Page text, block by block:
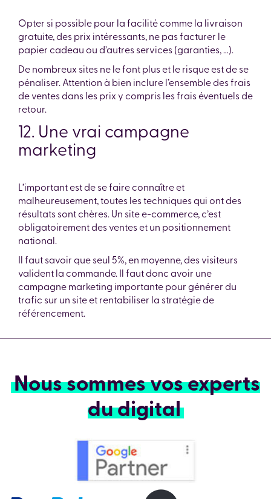
Opter si possible pour la facilité comme la livraison
gratuite, des prix intéressants, ne pas facturer le
papier cadeau ou d’autres services (garanties, …).
De nombreux sites ne le font plus et le risque est de se
pénaliser. Attention à bien inclure l’ensemble des frais
de ventes dans les prix y compris les frais éventuels de
retour.
12. Une vrai campagne
marketing
L’important est de se faire connaître et
malheureusement, toutes les techniques qui ont des
résultats sont chères. Un site e-commerce, c’est
obligatoirement des ventes et un positionnement
national.
Il faut savoir que seul 5%, en moyenne, des visiteurs
valident la commande. Il faut donc avoir une
campagne marketing importante pour générer du
trafic sur un site et rentabiliser la stratégie de
référencement.
Nous sommes vos experts
du digital